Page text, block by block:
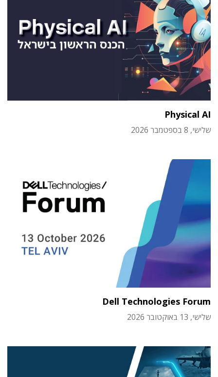
Physical AI
שלישי, 8 בספטמבר 2026
Dell Technologies Forum
שלישי, 13 באוקטובר 2026